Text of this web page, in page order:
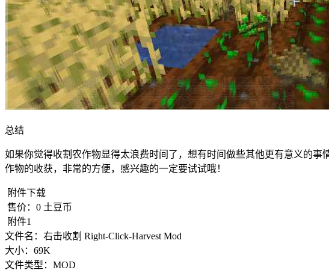
总结
如果你觉得收割农作物显得太浪费时间了，想有时间做些其他更有意义的
作物的收获，非常的方便，感兴趣的一定要试试哦！
附件下载
售价： 0 土豆币
附件1
文件名： 右击收割 Right-Click-Harvest Mod
大小： 69K
文件类型： MOD